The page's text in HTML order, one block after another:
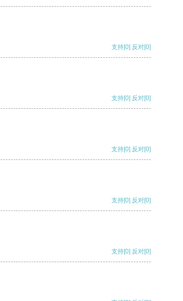
支持[0] 反对[0]
支持[0] 反对[0]
支持[0] 反对[0]
支持[0] 反对[0]
支持[0] 反对[0]